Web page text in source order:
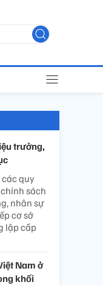
trưởng,
các quy
sách
nhân sự
cơ sở
lập cấp
Nam ở
khối